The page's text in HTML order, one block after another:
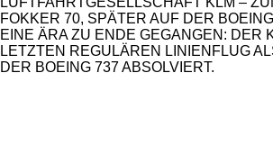
FOKKER 70, SPÄTER AUF DER
EINE ÄRA ZU ENDE GEGANGEN: DER
LETZTEN REGULÄREN LINIENFLUG
DER BOEING 737 ABSOLVIERT.